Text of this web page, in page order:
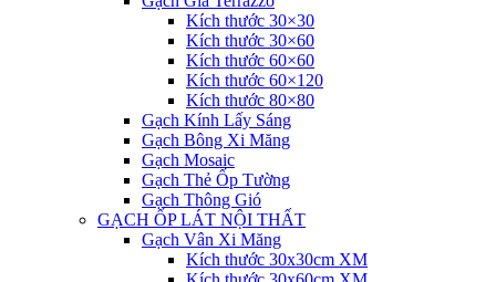
Kích thước 30×30
Kích thước 30×60
Kích thước 60×60
Kích thước 60×120
Kích thước 80×80
Gạch Kính Lấy Sáng
Gạch Bông Xi Măng
Gạch Mosaic
Gạch Thẻ Ốp Tường
Gạch Thông Gió
GẠCH ỐP LÁT NỘI THẤT
Gạch Vân Xi Măng
Kích thước 30x30cm XM